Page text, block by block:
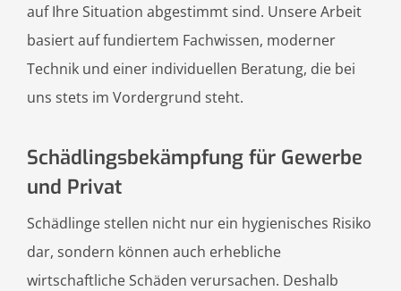
auf Ihre Situation abgestimmt sind. Unsere Arbeit
basiert auf fundiertem Fachwissen, moderner
Technik und einer individuellen Beratung, die bei
uns stets im Vordergrund steht.
Schädlingsbekämpfung für Gewerbe
und Privat
Schädlinge stellen nicht nur ein hygienisches Risiko
dar, sondern können auch erhebliche
wirtschaftliche Schäden verursachen. Deshalb